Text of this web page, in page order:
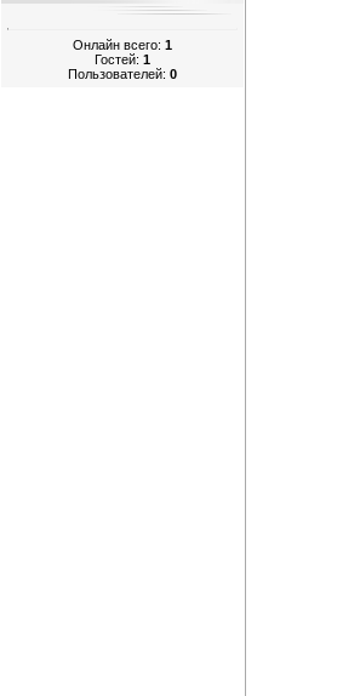
Онлайн всего: 1
Гостей: 1
Пользователей: 0